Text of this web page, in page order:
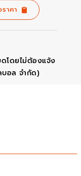
าคา
ดโดยไม่ต้องแจ้ง
บอล จำกัด)